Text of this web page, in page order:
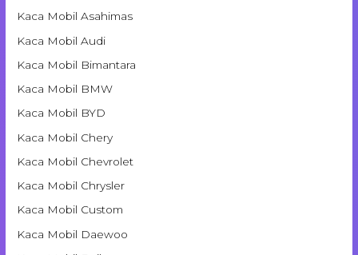
Kaca Mobil Asahimas
Kaca Mobil Audi
Kaca Mobil Bimantara
Kaca Mobil BMW
Kaca Mobil BYD
Kaca Mobil Chery
Kaca Mobil Chevrolet
Kaca Mobil Chrysler
Kaca Mobil Custom
Kaca Mobil Daewoo